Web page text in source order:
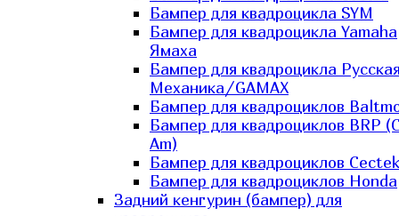
Бампер для квадроцикла SYM
Бампер для квадроцикла Yamaha
Ямаха
Бампер для квадроцикла
Механика/GAMAX
Бампер для квадроциклов
Бампер для квадроциклов BRP
Am)
Бампер для квадроциклов Cectek
Бампер для квадроциклов Honda
Задний кенгурин (бампер) для